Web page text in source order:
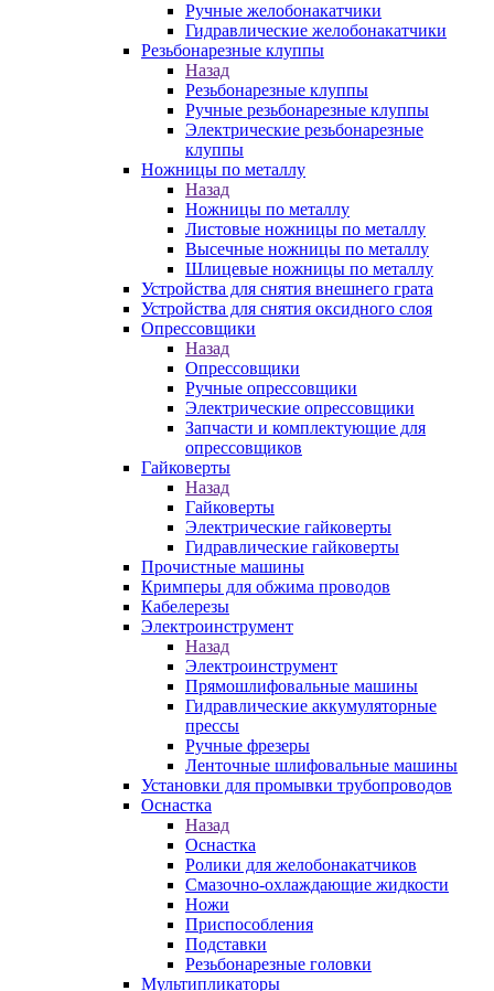
Ручные желобонакатчики
Гидравлические желобонакатчики
Резьбонарезные клуппы
Назад
Резьбонарезные клуппы
Ручные резьбонарезные клуппы
Электрические резьбонарезные
клуппы
Ножницы по металлу
Назад
Ножницы по металлу
Листовые ножницы по металлу
Высечные ножницы по металлу
Шлицевые ножницы по металлу
Устройства для снятия внешнего грата
Устройства для снятия оксидного слоя
Опрессовщики
Назад
Опрессовщики
Ручные опрессовщики
Электрические опрессовщики
Запчасти и комплектующие для
опрессовщиков
Гайковерты
Назад
Гайковерты
Электрические гайковерты
Гидравлические гайковерты
Прочистные машины
Кримперы для обжима проводов
Кабелерезы
Электроинструмент
Назад
Электроинструмент
Прямошлифовальные машины
Гидравлические аккумуляторные
прессы
Ручные фрезеры
Ленточные шлифовальные машины
Установки для промывки трубопроводов
Оснастка
Назад
Оснастка
Ролики для желобонакатчиков
Смазочно-охлаждающие жидкости
Ножи
Приспособления
Подставки
Резьбонарезные головки
Мультипликаторы